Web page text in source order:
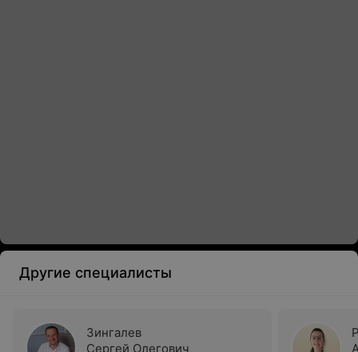
Другие специалисты
Зингалев
Сергей Олегович